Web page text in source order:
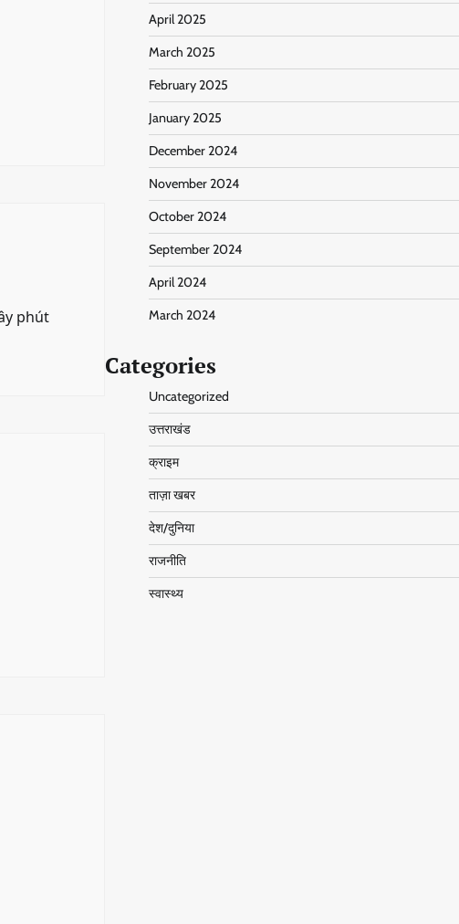
phút
April 2025
March 2025
February 2025
January 2025
December 2024
November 2024
October 2024
September 2024
April 2024
March 2024
Categories
Uncategorized
उत्तराखंड
क्राइम
ताज़ा खबर
देश/दुनिया
राजनीति
स्वास्थ्य